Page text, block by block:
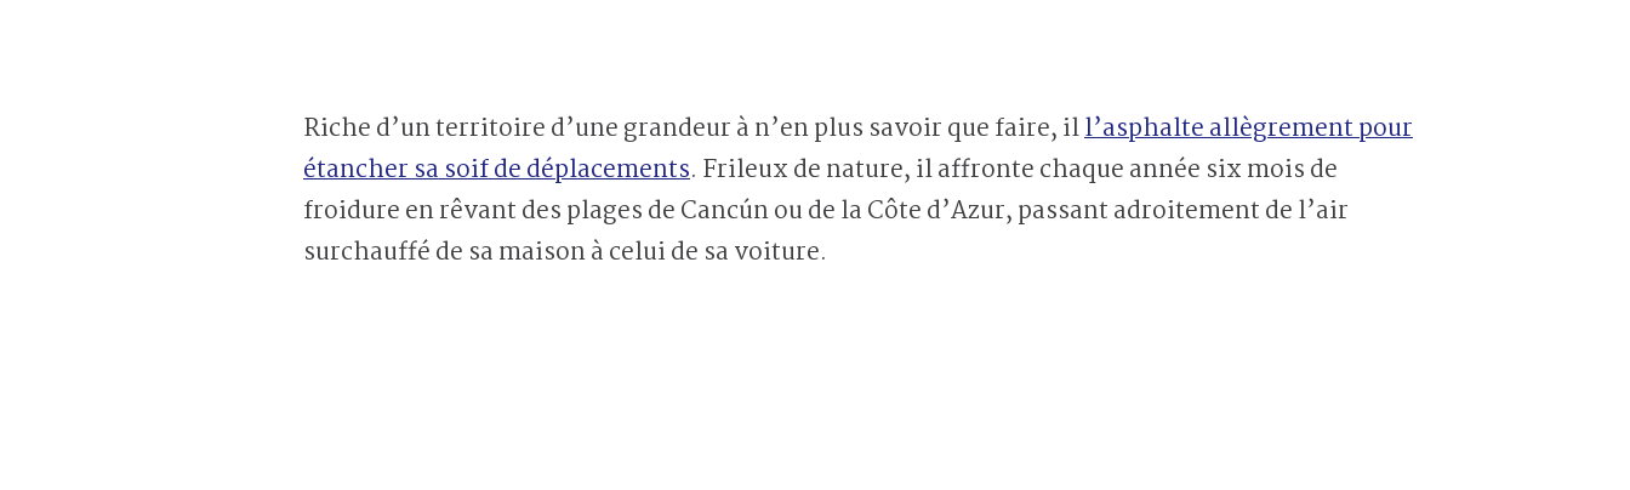
Riche d’un territoire d’une grandeur à n’en plus savoir que faire, ill’asphalte allègrement pour
étancher sa soif de déplacements. Frileux de nature, il affronte chaque année six mois de
froidure en rêvant des plages de Cancún ou de la Côte d’Azur, passant adroitement de l’air
surchauffé de sa maison à celui de sa voiture.